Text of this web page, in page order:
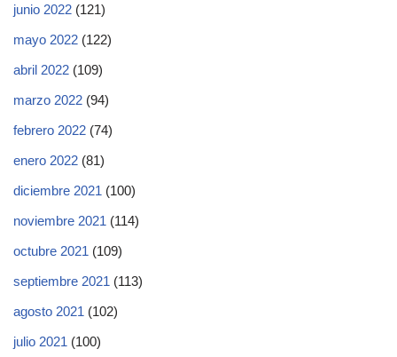
junio 2022 (121)
mayo 2022 (122)
abril 2022 (109)
marzo 2022 (94)
febrero 2022 (74)
enero 2022 (81)
diciembre 2021 (100)
noviembre 2021 (114)
octubre 2021 (109)
septiembre 2021 (113)
agosto 2021 (102)
julio 2021 (100)